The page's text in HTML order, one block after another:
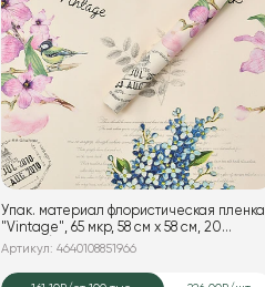
Упак. материал флористическая пленка
"Vintage", 65 мкр, 58 см х 58 cм, 20
листов/упак. пастел-розов
Артикул: 4640108851966